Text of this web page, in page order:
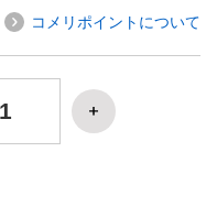
コメリポイントについて